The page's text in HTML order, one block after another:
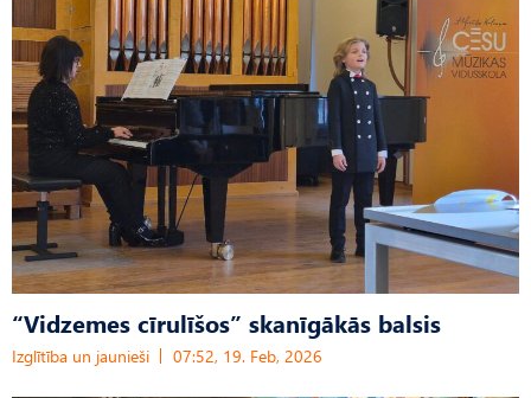
“Vidzemes cīrulīšos” skanīgākās balsis
Izglītība un jaunieši 07:52, 19. Feb, 2026